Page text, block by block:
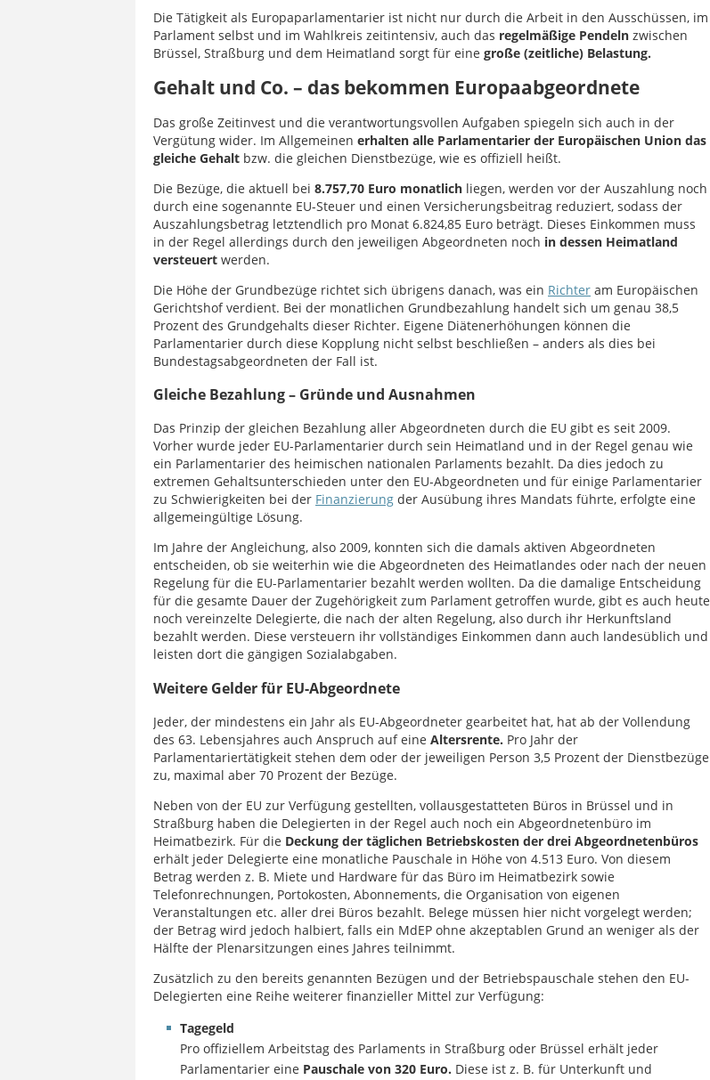
Die Tätigkeit als Europaparlamentarier ist nicht nur durch die Arbeit in den Ausschüssen, im
Parlament selbst und im Wahlkreis zeitintensiv, auch das regelmäßige Pendeln zwischen
Brüssel, Straßburg und dem Heimatland sorgt für eine große (zeitliche) Belastung.
Gehalt und Co. – das bekommen Europaabgeordnete
Das große Zeitinvest und die verantwortungsvollen Aufgaben spiegeln sich auch in der
Vergütung wider. Im Allgemeinen erhalten alle Parlamentarier der Europäischen Union das
gleiche Gehalt bzw. die gleichen Dienstbezüge, wie es offiziell heißt.
Die Bezüge, die aktuell bei 8.757,70 Euro monatlich liegen, werden vor der Auszahlung noch
durch eine sogenannte EU-Steuer und einen Versicherungsbeitrag reduziert, sodass der
Auszahlungsbetrag letztendlich pro Monat 6.824,85 Euro beträgt. Dieses Einkommen muss
in der Regel allerdings durch den jeweiligen Abgeordneten noch in dessen Heimatland
versteuert werden.
Die Höhe der Grundbezüge richtet sich übrigens danach, was ein Richter am Europäischen
Gerichtshof verdient. Bei der monatlichen Grundbezahlung handelt sich um genau 38,5
Prozent des Grundgehalts dieser Richter. Eigene Diätenerhöhungen können die
Parlamentarier durch diese Kopplung nicht selbst beschließen – anders als dies bei
Bundestagsabgeordneten der Fall ist.
Gleiche Bezahlung – Gründe und Ausnahmen
Das Prinzip der gleichen Bezahlung aller Abgeordneten durch die EU gibt es seit 2009.
Vorher wurde jeder EU-Parlamentarier durch sein Heimatland und in der Regel genau wie
ein Parlamentarier des heimischen nationalen Parlaments bezahlt. Da dies jedoch zu
extremen Gehaltsunterschieden unter den EU-Abgeordneten und für einige Parlamentarier
zu Schwierigkeiten bei der Finanzierung der Ausübung ihres Mandats führte, erfolgte eine
allgemeingültige Lösung.
Im Jahre der Angleichung, also 2009, konnten sich die damals aktiven Abgeordneten
entscheiden, ob sie weiterhin wie die Abgeordneten des Heimatlandes oder nach der neuen
Regelung für die EU-Parlamentarier bezahlt werden wollten. Da die damalige Entscheidung
für die gesamte Dauer der Zugehörigkeit zum Parlament getroffen wurde, gibt es auch heute
noch vereinzelte Delegierte, die nach der alten Regelung, also durch ihr Herkunftsland
bezahlt werden. Diese versteuern ihr vollständiges Einkommen dann auch landesüblich und
leisten dort die gängigen Sozialabgaben.
Weitere Gelder für EU-Abgeordnete
Jeder, der mindestens ein Jahr als EU-Abgeordneter gearbeitet hat, hat ab der Vollendung
des 63. Lebensjahres auch Anspruch auf eine Altersrente. Pro Jahr der
Parlamentariertätigkeit stehen dem oder der jeweiligen Person 3,5 Prozent der Dienstbezüge
zu, maximal aber 70 Prozent der Bezüge.
Neben von der EU zur Verfügung gestellten, vollausgestatteten Büros in Brüssel und in
Straßburg haben die Delegierten in der Regel auch noch ein Abgeordnetenbüro im
Heimatbezirk. Für die Deckung der täglichen Betriebskosten der drei Abgeordnetenbüros
erhält jeder Delegierte eine monatliche Pauschale in Höhe von 4.513 Euro. Von diesem
Betrag werden z. B. Miete und Hardware für das Büro im Heimatbezirk sowie
Telefonrechnungen, Portokosten, Abonnements, die Organisation von eigenen
Veranstaltungen etc. aller drei Büros bezahlt. Belege müssen hier nicht vorgelegt werden;
der Betrag wird jedoch halbiert, falls ein MdEP ohne akzeptablen Grund an weniger als der
Hälfte der Plenarsitzungen eines Jahres teilnimmt.
Zusätzlich zu den bereits genannten Bezügen und der Betriebspauschale stehen den EU-
Delegierten eine Reihe weiterer finanzieller Mittel zur Verfügung:
Tagegeld
Pro offiziellem Arbeitstag des Parlaments in Straßburg oder Brüssel erhält jeder
Parlamentarier eine Pauschale von 320 Euro. Diese ist z. B. für Unterkunft und